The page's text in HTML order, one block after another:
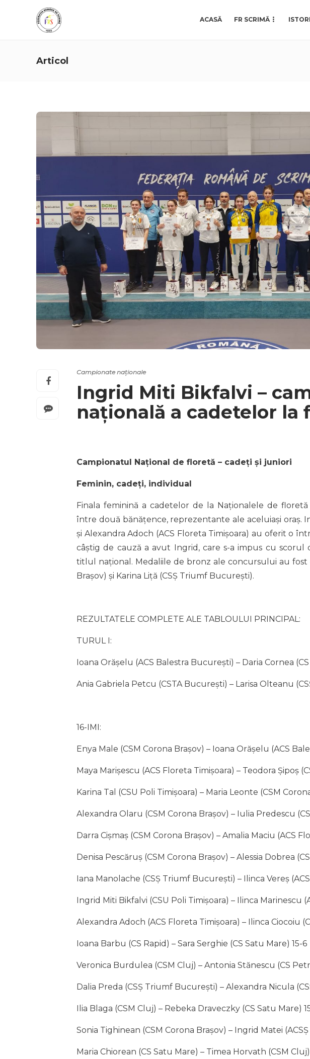
ACASĂ FR SCRIMĂ
Articol
Campionate naționale
Ingrid Miti Bikfalvi –
națională a cadetelor la
Campionatul Național de floretă – cadeți și juniori
Feminin, cadeți, individual
Finala feminină a cadetelor de la Naționalele de
între două bănățence, reprezentante ale aceluiași oraș.
și Alexandra Adoch (ACS Floreta Timișoara) au oferit o
câștig de cauză a avut Ingrid, care s-a impus cu scorul
titlul național. Medaliile de bronz ale concursului au fost
Brașov) și Karina Liță (CSȘ Triumf București).
REZULTATELE COMPLETE ALE TABLOULUI PRINCIPAL:
TURUL I:
Ioana Orășelu (ACS Balestra București) – Daria Cornea
Ania Gabriela Petcu (CSTA București) – Larisa Olteanu
16-IMI:
Enya Male (CSM Corona Brașov) – Ioana Orășelu (ACS
Maya Marișescu (ACS Floreta Timișoara) – Teodora Șipoș
Karina Tal (CSU Poli Timișoara) – Maria Leonte (CSM
Alexandra Olaru (CSM Corona Brașov) – Iulia Predescu
Darra Cișmaș (CSM Corona Brașov) – Amalia Maciu (ACS
Denisa Pescăruș (CSM Corona Brașov) – Alessia Dobrea
Iana Manolache (CSȘ Triumf București) – Ilinca Vereș
Ingrid Miti Bikfalvi (CSU Poli Timișoara) – Ilinca Marinescu
Alexandra Adoch (ACS Floreta Timișoara) – Ilinca Ciocoiu
Ioana Barbu (CS Rapid) – Sara Serghie (CS Satu Mare) 15-6
Veronica Burdulea (CSM Cluj) – Antonia Stănescu (CS
Dalia Preda (CSȘ Triumf București) – Alexandra Nicula
Ilia Blaga (CSM Cluj) – Rebeka Draveczky (CS Satu Mare)
Sonia Tighinean (CSM Corona Brașov) – Ingrid Matei
Maria Chiorean (CS Satu Mare) – Timea Horvath (CSM Cluj)